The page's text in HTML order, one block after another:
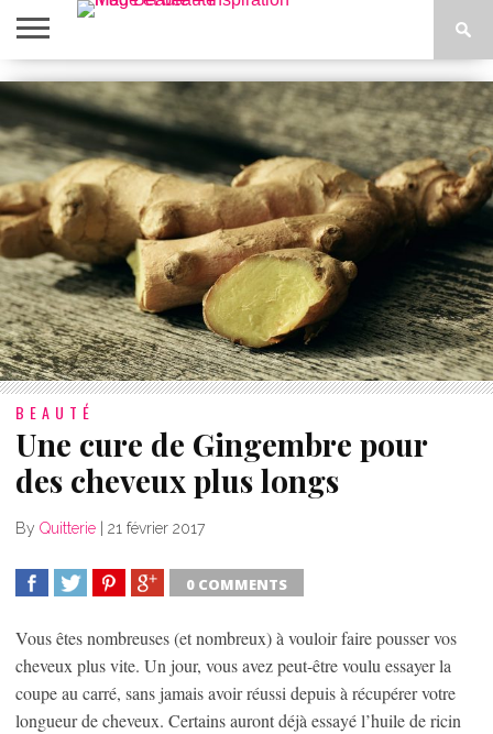
ACCUEIL
BEAUTÉ
MODE
BIEN-
ÊTRE
LIFESTYLE
DIY
BEAUTÉ
Une cure de Gingembre pour
des cheveux plus longs
By Quitterie | 21 février 2017
0 COMMENTS
Vous êtes nombreuses (et nombreux) à vouloir faire pousser vos
cheveux plus vite. Un jour, vous avez peut-être voulu essayer la
coupe au carré, sans jamais avoir réussi depuis à récupérer votre
longueur de cheveux. Certains auront déjà essayé l’huile de ricin